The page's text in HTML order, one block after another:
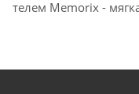
телем Мemorix -